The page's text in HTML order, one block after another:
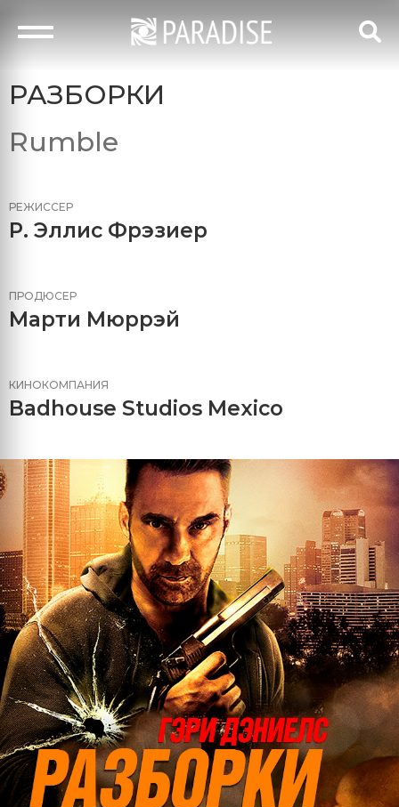
РАЗБОРКИ
Rumble
РЕЖИССЕР
Р. Эллис Фрэзиер
ПРОДЮСЕР
Марти Мюррэй
КИНОКОМПАНИЯ
Badhouse Studios Mexico